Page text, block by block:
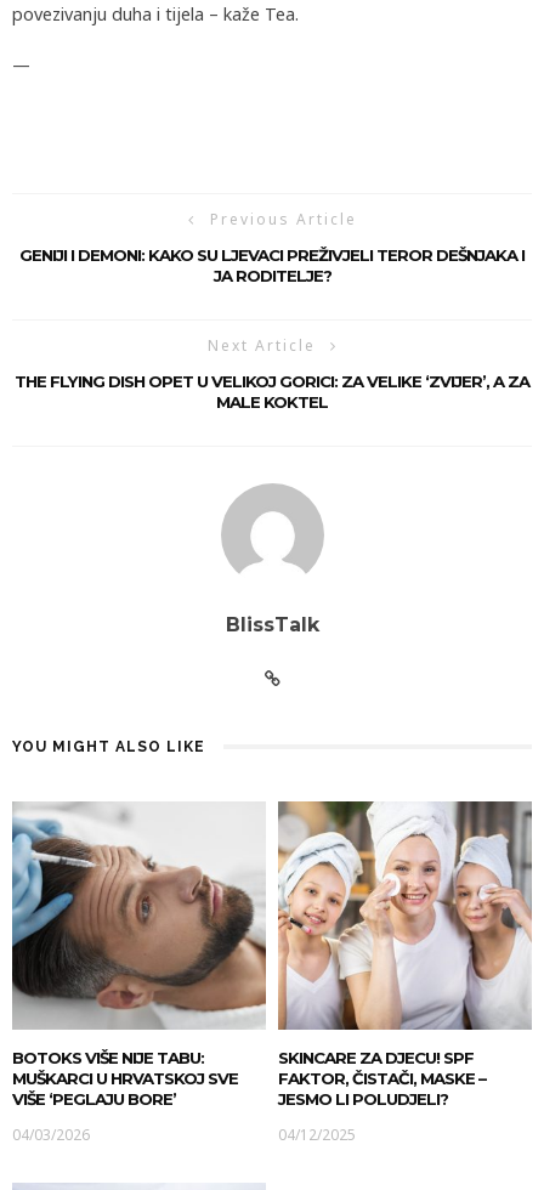
povezivanju duha i tijela – kaže Tea.
—
Previous Article
GENIJI I DEMONI: KAKO SU LJEVACI PREŽIVJELI TEROR DEŠNJAKA I
JA RODITELJE?
Next Article
THE FLYING DISH OPET U VELIKOJ GORICI: ZA VELIKE ‘ZVIJER’, A ZA
MALE KOKTEL
BlissTalk
YOU MIGHT ALSO LIKE
BOTOKS VIŠE NIJE TABU:
MUŠKARCI U HRVATSKOJ SVE
VIŠE ‘PEGLAJU BORE’
04/03/2026
SKINCARE ZA DJECU! SPF
FAKTOR, ČISTAČI, MASKE –
JESMO LI POLUDJELI?
04/12/2025